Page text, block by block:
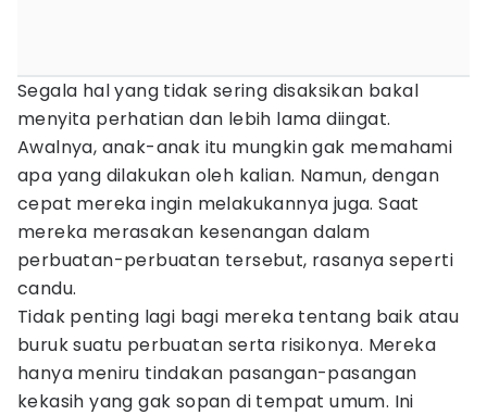
Segala hal yang tidak sering disaksikan bakal
menyita perhatian dan lebih lama diingat.
Awalnya, anak-anak itu mungkin gak memahami
apa yang dilakukan oleh kalian. Namun, dengan
cepat mereka ingin melakukannya juga. Saat
mereka merasakan kesenangan dalam
perbuatan-perbuatan tersebut, rasanya seperti
candu.
Tidak penting lagi bagi mereka tentang baik atau
buruk suatu perbuatan serta risikonya. Mereka
hanya meniru tindakan pasangan-pasangan
kekasih yang gak sopan di tempat umum. Ini